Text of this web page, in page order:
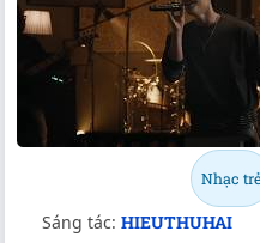
Nhạc trẻ
Sáng tác: HIEUTHUHAI